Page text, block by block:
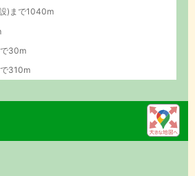
)まで1040m
30m
310m